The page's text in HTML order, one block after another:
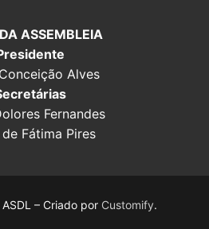
ASSEMBLEIA
Alves
Fernandes
Fátima Pires
– Criado por Customify.